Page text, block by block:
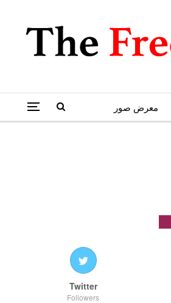
معرض صور
Twitter
Followers